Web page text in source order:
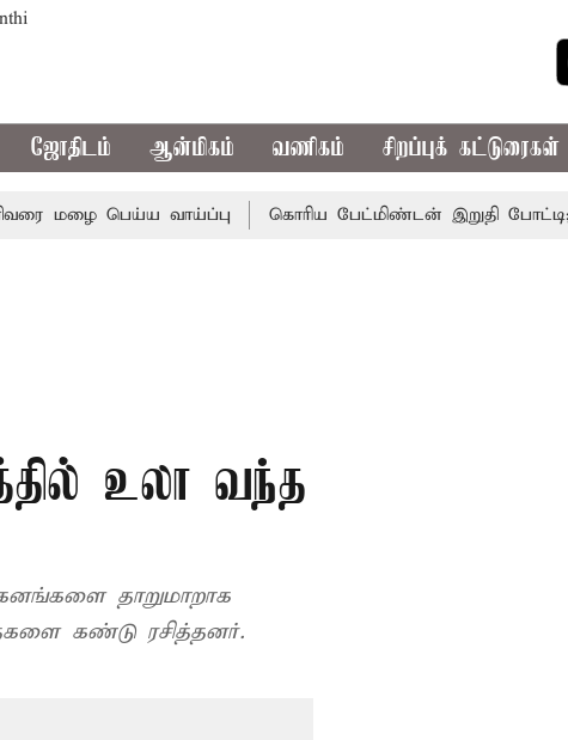
ஜோதிடம் ஆன்மிகம் வணிகம் சிறப்புக் கட்டுரைகள்
மழை பெய்ய வாய்ப்பு கொரிய பேட்மிண்டன் இறுதி போட்டி;
உலா வந்த
தாறுமாறாக
கண்டு ரசித்தனர்.